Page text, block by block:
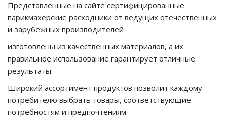
Представленные на сайте сертифицированные
парикмахерские расходники от ведущих отечественных
и зарубежных производителей
изготовлены из качественных материалов, а их
правильное использование гарантирует отличные
результаты.
Широкий ассортимент продуктов позволит каждому
потребителю выбрать товары, соответствующие
потребностям и предпочтениям.